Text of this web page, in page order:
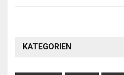
KATEGORIEN